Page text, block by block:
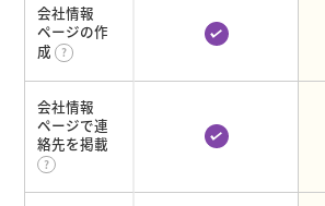
会社情報
ページの作
成
会社情報
ページで連
絡先を掲載